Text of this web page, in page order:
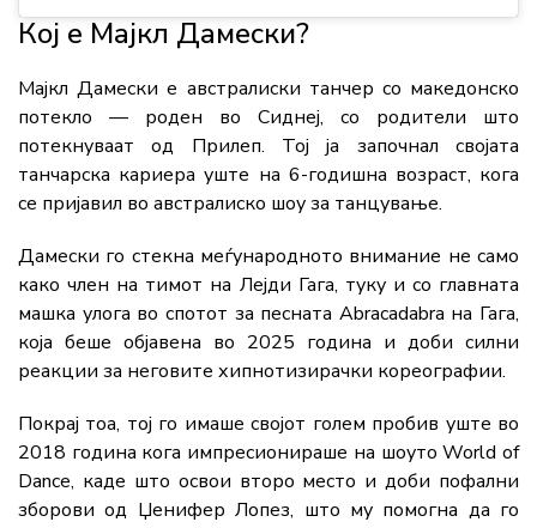
Кој е Мајкл Дамески?
Мајкл Дамески е австралиски танчер со македонско
потекло — роден во Сиднеј, со родители што
потекнуваат од Прилеп. Тој ја започнал својата
танчарска кариера уште на 6-годишна возраст, кога
се пријавил во австралиско шоу за танцување.
Дамески го стекна меѓународното внимание не само
како член на тимот на Лејди Гага, туку и со главната
машка улога во спотот за песната Abracadabra на Гага,
која беше објавена во 2025 година и доби силни
реакции за неговите хипнотизирачки кореографии.
Покрај тоа, тој го имаше својот голем пробив уште во
2018 година кога импресионираше на шоуто World of
Dance, каде што освои второ место и доби пофални
зборови од Џенифер Лопез, што му помогна да го